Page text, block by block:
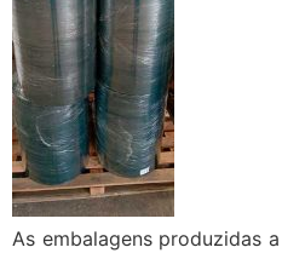
As embalagens produzidas